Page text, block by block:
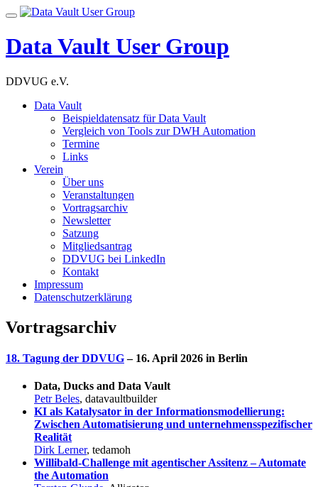
Skip
content
Toggle
Data Vault User Group
DDVUG e.V.
Data Vault
Beispieldatensatz für Data Vault
Vergleich von Tools zur DWH Automation
Termine
Links
Verein
Über uns
Veranstaltungen
Vortragsarchiv
Newsletter
Satzung
Mitgliedsantrag
DDVUG bei LinkedIn
Kontakt
Impressum
Datenschutzerklärung
Vortragsarchiv
18. Tagung der DDVUG– 16. April 2026 in Berlin
Data, Ducks and Data Vault
Petr Beles, datavaultbuilder
KI als Katalysator in der Informationsmodellierung:
Zwischen Automatisierung und unternehmensspezifischer
Realität
Dirk Lerner, tedamoh
Willibald-Challenge mit agentischer Assitenz – Automate
the Automation